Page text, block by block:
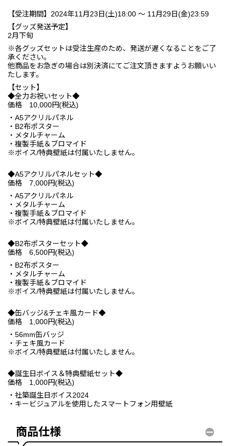
【受注期間】2024年11月23日(土)18:00 ～ 11月29日(金)23:59
【グッズ発送予定】
2月下旬
※各グッズセットは受注生産のため、発送が遅くなることをご了
承ください。
他商品をお急ぎの場合は別決済にてご注文頂きますようお願いい
たします。
【セット】
◆全力お祝いセット◆
価格 10,000円(税込)
・A5アクリルパネル
・B2布ポスター
・メタルチャーム
・複製手紙＆ブロマイド
※ボイス/特典壁紙は付属いたしません。
◆A5アクリルパネルセット◆
価格 7,000円(税込)
・A5アクリルパネル
・メタルチャーム
・複製手紙＆ブロマイド
※ボイス/特典壁紙は付属いたしません。
◆B2布ポスターセット◆
価格 6,500円(税込)
・B2布ポスター
・メタルチャーム
・複製手紙＆ブロマイド
※ボイス/特典壁紙は付属いたしません。
◆缶バッジ&チェキ風カード◆
価格 1,000円(税込)
・56mm缶バッジ
・チェキ風カード
※ボイス/特典壁紙は付属いたしません。
◆誕生日ボイス＆特典壁紙セット◆
価格 1,000円(税込)
・社築誕生日ボイス2024
・キービジュアルを使用したスマートフォン用壁紙
商品仕様